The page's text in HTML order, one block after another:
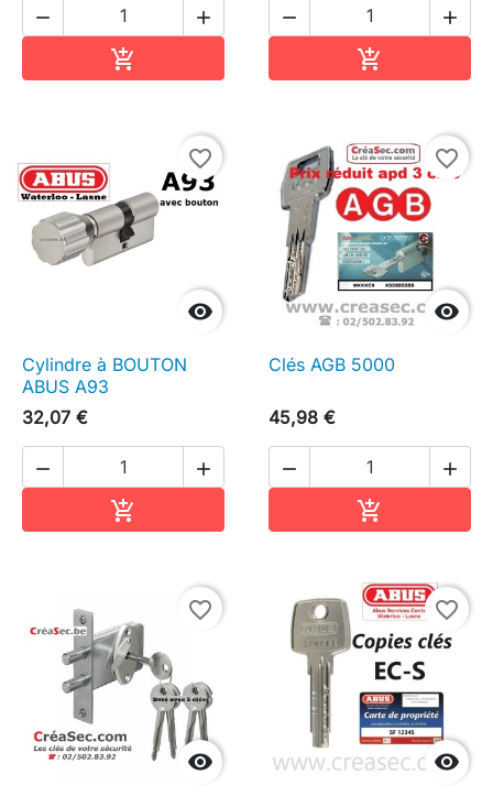
 

 


favorite_border
Cylindre à BOUTON
ABUS A93
32,07 €
 


favorite_border
Clés AGB 5000
45,98 €
 


favorite_border

favorite_border